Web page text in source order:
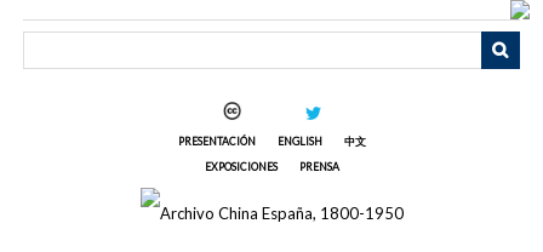
PRESENTACIÓN ENGLISH
中文
EXPOSICIONES
PRENSA